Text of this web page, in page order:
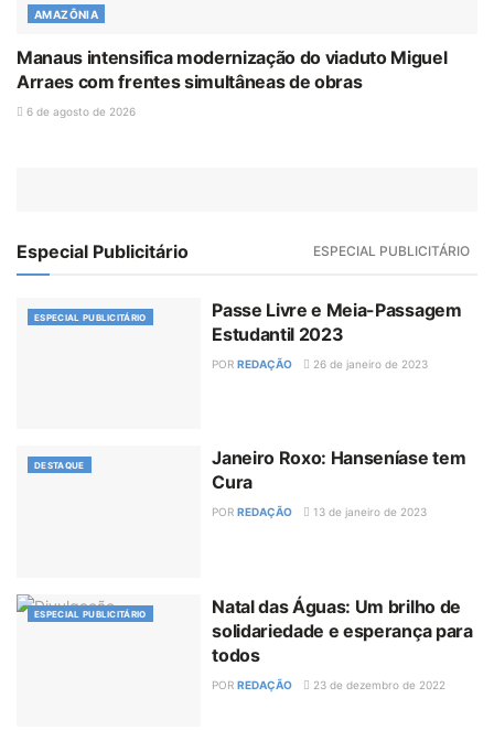
AMAZÔNIA
Manaus intensifica modernização do viaduto Miguel
Arraes com frentes simultâneas de obras
6 de agosto de 2026
Especial Publicitário ESPECIAL PUBLICITÁRIO
ESPECIAL PUBLICITÁRIO
Passe Livre e Meia-Passagem
Estudantil 2023
POR REDAÇÃO 26 de janeiro de 2023
DESTAQUE
Janeiro Roxo: Hanseníase tem
Cura
POR REDAÇÃO 13 de janeiro de 2023
ESPECIAL PUBLICITÁRIO
Natal das Águas: Um brilho de
solidariedade e esperança para
todos
POR REDAÇÃO 23 de dezembro de 2022